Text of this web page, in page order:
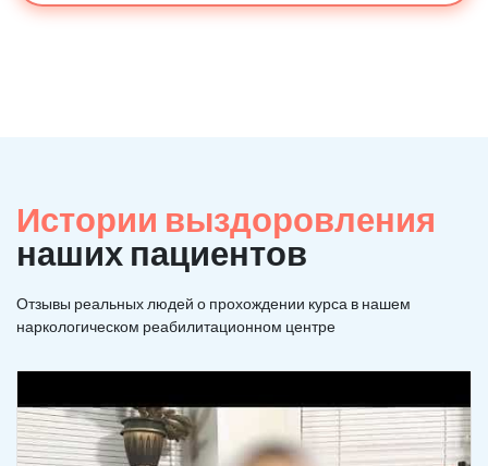
Истории выздоровления
наших пациентов
Отзывы реальных людей о прохождении курса в нашем
наркологическом реабилитационном центре